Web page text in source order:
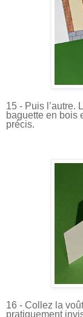
15 - Puis l’autre.
baguette en bois
précis.
16 - Collez la
pratiquement